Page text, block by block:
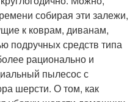
собирая эти залежи,
к коврам, диванам,
подручных средств типа
рационально и
пылесос с
шерсти. О том, как